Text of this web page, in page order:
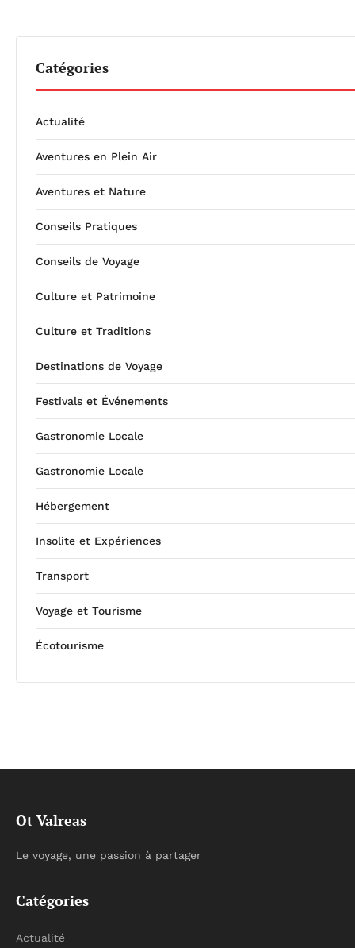
Catégories
Actualité
Aventures en Plein Air
Aventures et Nature
Conseils Pratiques
Conseils de Voyage
Culture et Patrimoine
Culture et Traditions
Destinations de Voyage
Festivals et Événements
Gastronomie Locale
Gastronomie Locale
Hébergement
Insolite et Expériences
Transport
Voyage et Tourisme
Écotourisme
Ot Valreas
Le voyage, une passion à partager
Catégories
Actualité